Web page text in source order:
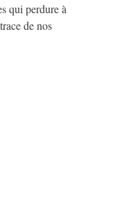
qui perdure à
de nos